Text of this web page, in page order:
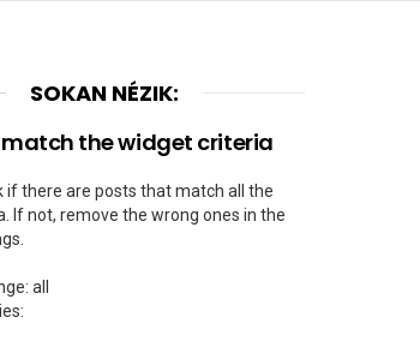
SOKAN NÉZIK:
match the widget criteria
if there are posts that match all the
If not, remove the wrong ones in the
all